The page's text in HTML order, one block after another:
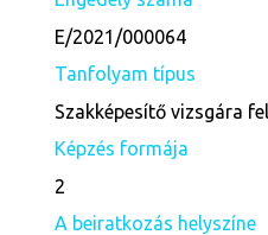
E/2021/000064
Tanfolyam típus
Szakképesítő vizsgára
Képzés formája
2
A beiratkozás helyszíne